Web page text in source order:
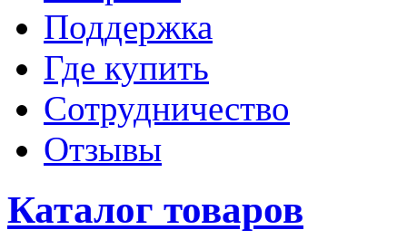
Поддержка
Где купить
Сотрудничество
Отзывы
Каталог товаров